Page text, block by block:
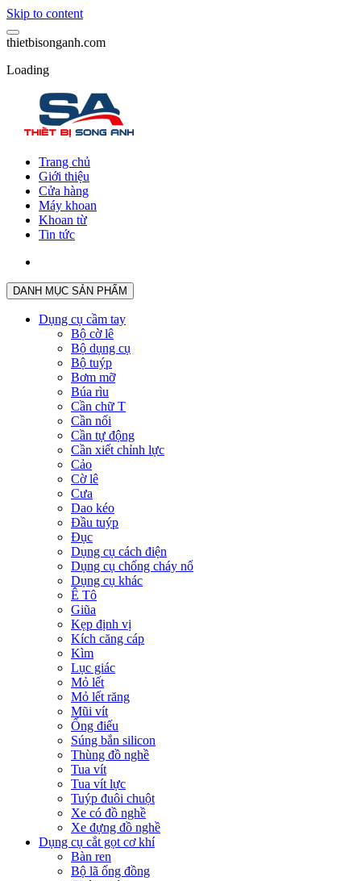
Skip to content
thietbisonganh.com
Loading
Trang chủ
Giới thiệu
Cửa hàng
Máy khoan
Khoan từ
Tin tức
DANH MỤC SẢN PHẨM
Dụng cụ cầm tay
Bộ cờ lê
Bộ dụng cụ
Bộ tuýp
Bơm mỡ
Búa rìu
Cần chữ T
Cần nối
Cần tự động
Cần xiết chỉnh lực
Cảo
Cờ lê
Cưa
Dao kéo
Đầu tuýp
Đục
Dụng cụ cách điện
Dụng cụ chống cháy nổ
Dụng cụ khác
Ê Tô
Giũa
Kẹp định vị
Kích căng cáp
Kìm
Lục giác
Mỏ lết
Mỏ lết răng
Mũi vít
Ống điếu
Súng bắn silicon
Thùng đồ nghề
Tua vít
Tua vít lực
Tuýp đuôi chuột
Xe có đồ nghề
Xe đựng đồ nghề
Dụng cụ cắt gọt cơ khí
Bàn ren
Bộ lã ống đồng